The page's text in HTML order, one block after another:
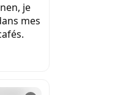
je
mes